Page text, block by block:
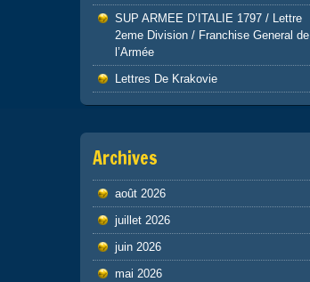
SUP ARMEE D’ITALIE 1797 / Lettre
2eme Division / Franchise General de
l’Armée
Lettres De Krakovie
Archives
août 2026
juillet 2026
juin 2026
mai 2026